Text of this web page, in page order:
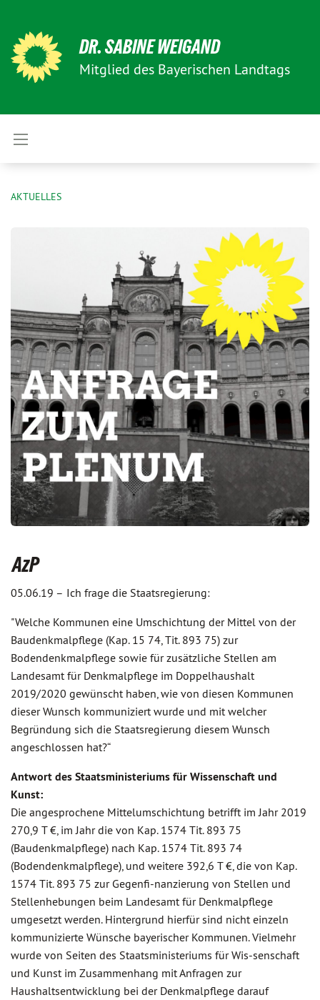
DR. SABINE WEIGAND
Mitglied des Bayerischen Landtags
AKTUELLES
AzP
05.06.19 – Ich frage die Staatsregierung:
"Welche Kommunen eine Umschichtung der Mittel von der
Baudenkmalpflege (Kap. 15 74, Tit. 893 75) zur
Bodendenkmalpflege sowie für zusätzliche Stellen am
Landesamt für Denkmalpflege im Doppelhaushalt
2019/2020 gewünscht haben, wie von diesen Kommunen
dieser Wunsch kommuniziert wurde und mit welcher
Begründung sich die Staatsregierung diesem Wunsch
angeschlossen hat?“
Antwort des Staatsministeriums für Wissenschaft und
Kunst:
Die angesprochene Mittelumschichtung betrifft im Jahr 2019
270,9 T €, im Jahr die von Kap. 1574 Tit. 893 75
(Baudenkmalpflege) nach Kap. 1574 Tit. 893 74
(Bodendenkmalpflege), und weitere 392,6 T €, die von Kap.
1574 Tit. 893 75 zur Gegenfi-nanzierung von Stellen und
Stellenhebungen beim Landesamt für Denkmalpflege
umgesetzt werden. Hintergrund hierfür sind nicht einzeln
kommunizierte Wünsche bayerischer Kommunen. Vielmehr
wurde von Seiten des Staatsministeriums für Wis-senschaft
und Kunst im Zusammenhang mit Anfragen zur
Haushaltsentwicklung bei der Denkmalpflege darauf